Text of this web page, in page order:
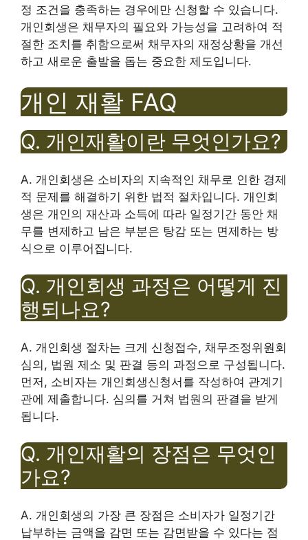
정 조건을 충족하는 경우에만 신청할 수 있습니다.
개인회생은 채무자의 필요와 가능성을 고려하여 적
절한 조치를 취함으로써 채무자의 재정상황을 개선
하고 새로운 출발을 돕는 중요한 제도입니다.
개인 재활 FAQ
Q. 개인재활이란 무엇인가요?
A. 개인회생은 소비자의 지속적인 채무로 인한 경제
적 문제를 해결하기 위한 법적 절차입니다. 개인회
생은 개인의 재산과 소득에 따라 일정기간 동안 채
무를 변제하고 남은 부분은 탕감 또는 면제하는 방
식으로 이루어집니다.
Q. 개인회생 과정은 어떻게 진
행되나요?
A. 개인회생 절차는 크게 신청접수, 채무조정위원회
심의, 법원 제소 및 판결 등의 과정으로 구성됩니다.
먼저, 소비자는 개인회생신청서를 작성하여 관계기
관에 제출합니다. 심의를 거쳐 법원의 판결을 받게
됩니다.
Q. 개인재활의 장점은 무엇인
가요?
A. 개인회생의 가장 큰 장점은 소비자가 일정기간
납부하는 금액을 감면 또는 감면받을 수 있다는 점